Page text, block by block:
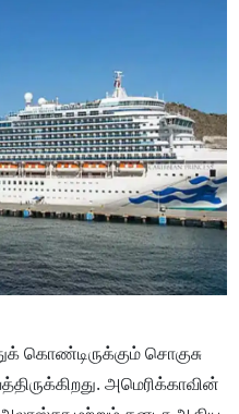
கொண்டிருக்கும் சொகுசு
அமெரிக்காவின்